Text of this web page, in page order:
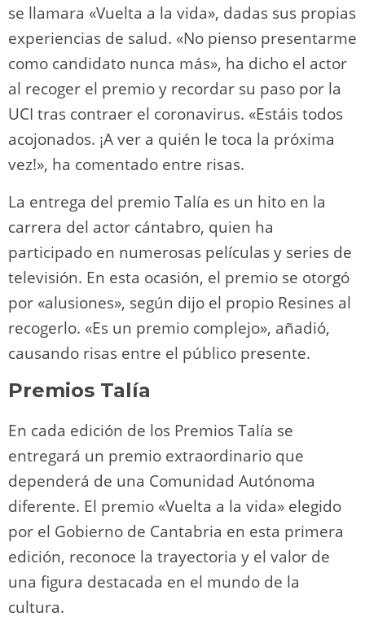
se llamara «Vuelta a la vida», dadas sus propias
experiencias de salud. «No pienso presentarme
como candidato nunca más», ha dicho el actor
al recoger el premio y recordar su paso por la
UCI tras contraer el coronavirus. «Estáis todos
acojonados. ¡A ver a quién le toca la próxima
vez!», ha comentado entre risas.
La entrega del premio Talía es un hito en la
carrera del actor cántabro, quien ha
participado en numerosas películas y series de
televisión. En esta ocasión, el premio se otorgó
por «alusiones», según dijo el propio Resines al
recogerlo. «Es un premio complejo», añadió,
causando risas entre el público presente.
Premios Talía
En cada edición de los Premios Talía se
entregará un premio extraordinario que
dependerá de una Comunidad Autónoma
diferente. El premio «Vuelta a la vida» elegido
por el Gobierno de Cantabria en esta primera
edición, reconoce la trayectoria y el valor de
una figura destacada en el mundo de la
cultura.